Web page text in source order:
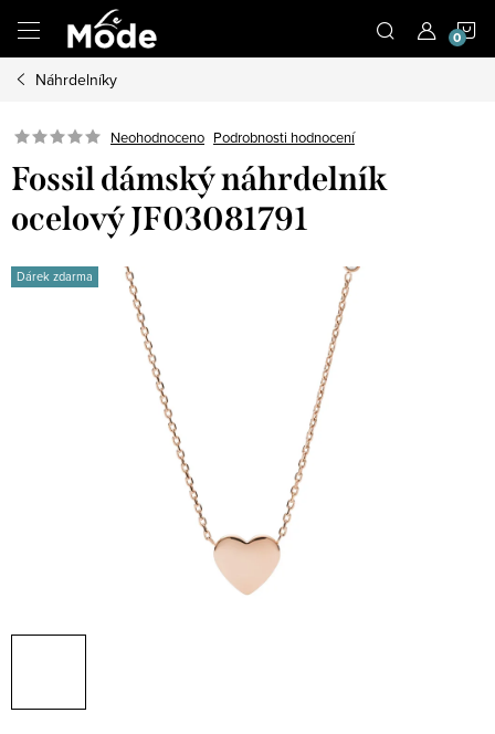
obsah
Náhrdelníky
Neohodnoceno Podrobnosti hodnocení
Fossil dámský náhrdelník
ocelový JF03081791
Dárek zdarma